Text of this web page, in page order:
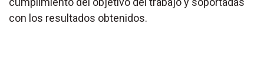
con los resultados obtenidos.